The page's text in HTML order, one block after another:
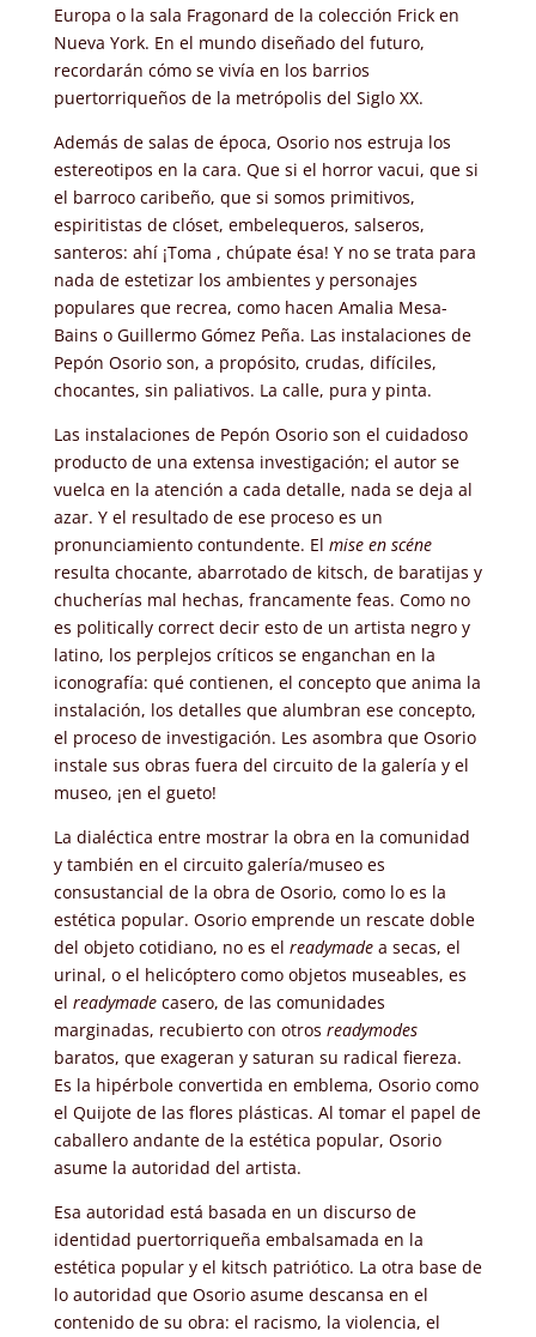
Europa o la sala Fragonard de la colección Frick en
Nueva York. En el mundo diseñado del futuro,
recordarán cómo se vivía en los barrios
puertorriqueños de la metrópolis del Siglo XX.
Además de salas de época, Osorio nos estruja los
estereotipos en la cara. Que si el horror vacui, que si
el barroco caribeño, que si somos primitivos,
espiritistas de clóset, embelequeros, salseros,
santeros: ahí ¡Toma , chúpate ésa! Y no se trata para
nada de estetizar los ambientes y personajes
populares que recrea, como hacen Amalia Mesa-
Bains o Guillermo Gómez Peña. Las instalaciones de
Pepón Osorio son, a propósito, crudas, difíciles,
chocantes, sin paliativos. La calle, pura y pinta.
Las instalaciones de Pepón Osorio son el cuidadoso
producto de una extensa investigación; el autor se
vuelca en la atención a cada detalle, nada se deja al
azar. Y el resultado de ese proceso es un
pronunciamiento contundente. El mise en scéne
resulta chocante, abarrotado de kitsch, de baratijas y
chucherías mal hechas, francamente feas. Como no
es politically correct decir esto de un artista negro y
latino, los perplejos críticos se enganchan en la
iconografía: qué contienen, el concepto que anima la
instalación, los detalles que alumbran ese concepto,
el proceso de investigación. Les asombra que Osorio
instale sus obras fuera del circuito de la galería y el
museo, ¡en el gueto!
La dialéctica entre mostrar la obra en la comunidad
y también en el circuito galería/museo es
consustancial de la obra de Osorio, como lo es la
estética popular. Osorio emprende un rescate doble
del objeto cotidiano, no es el readymadea secas, el
urinal, o el helicóptero como objetos museables, es
el readymadecasero, de las comunidades
marginadas, recubierto con otros readymodes
baratos, que exageran y saturan su radical fiereza.
Es la hipérbole convertida en emblema, Osorio como
el Quijote de las flores plásticas. Al tomar el papel de
caballero andante de la estética popular, Osorio
asume la autoridad del artista.
Esa autoridad está basada en un discurso de
identidad puertorriqueña embalsamada en la
estética popular y el kitsch patriótico. La otra base de
lo autoridad que Osorio asume descansa en el
contenido de su obra: el racismo, la violencia, el